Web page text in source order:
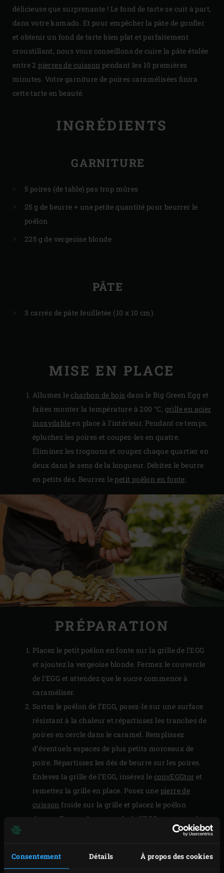
Consentement Détails À propos des cookies
délicieuse que surprenante ! Le fond de tarte se cuit à part,
dans votre kamado. Et pour empêcher la pâte de gonfler
et obtenir un fond de tarte bien plat et parfaitement
croustillant, nous vous conseillons de cuire la pâte étalée
entre 2 pierres de cuisson pendant les 10 premières
minutes. Votre garniture de poires caramélisées finira
cette tarte en beauté.
INGRÉDIENTS
GARNITURE
5 poires (de table) pas trop mûres
25 g de beurre + une petite quantité pour beurrer le
poêlon
225 g de vergeoise blonde
PÂTE
3 carrés de pâte feuilletée (10 x 10 cm)
MISE EN PLACE
Allumez lecharbon de bois dans le Big Green Egg et
faites monter la température à 200 °C, grille en acier
inoxydableen place à l’intérieur. Pendant ce temps,
épluchez les poires et coupez-les en quatre.
Éliminez les trognons et coupez chaque quartier en
deux dans le sens de la longueur. Débitez le beurre
en petits dés. Beurrez le petit poêlon en fonte.
PRÉPARATION
Placez le petit poêlon en fonte sur la grille de l’EGG
et ajoutez la vergeoise blonde. Fermez le couvercle
de l’EGG et attendez que le sucre commence à
caraméliser.
Sortez le poêlon de l’EGG, posez-le sur une surface
résistant à la chaleur et répartissez les tranches de
poires en cercle dans le caramel. Remplissez
d’éventuels espaces de plus petits morceaux de
poire. Répartissez les dés de beurre sur les poires.
Enlevez la grille de l’EGG, insérez le convEGGtor et
remettez la grille en place. Posez une pierre de
cuisson froide sur la grille et placez le poêlon
dessus. Fermez le couvercle de l’EGG et amenez la
température de l’EGG à 180 °C. Faites cuire votre
soient bien tendres et caramélisées.